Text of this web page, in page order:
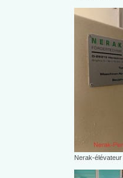
Nerak-